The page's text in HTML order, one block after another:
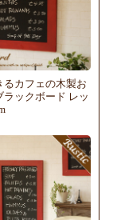
るカフェの木製お
ラックボード レッ